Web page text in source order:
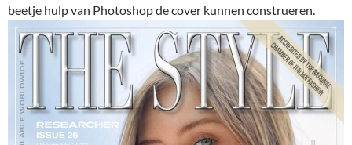
beetje hulp van Photoshop de cover kunnen construeren.